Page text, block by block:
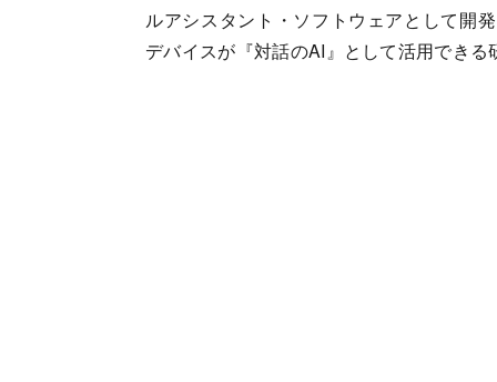
ルアシスタント・ソフトウェアとして開
デバイスが『対話のAI』として活用でき